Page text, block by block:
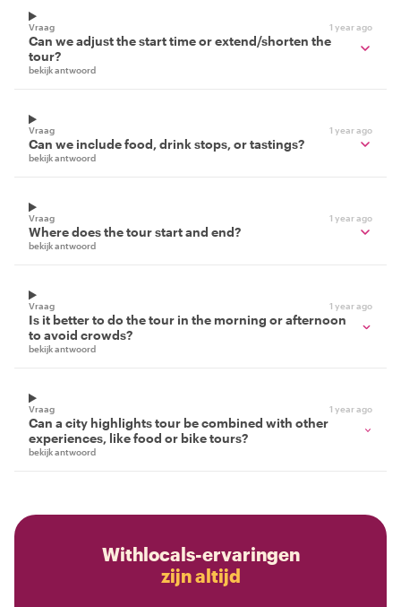
Vraag 1 year ago
Can we adjust the start time or extend/shorten the
tour?
bekijk antwoord
Vraag 1 year ago
Can we include food, drink stops, or tastings?
bekijk antwoord
Vraag 1 year ago
Where does the tour start and end?
bekijk antwoord
Vraag 1 year ago
Is it better to do the tour in the morning or afternoon
to avoid crowds?
bekijk antwoord
Vraag 1 year ago
Can a city highlights tour be combined with other
experiences, like food or bike tours?
bekijk antwoord
Withlocals-ervaringen
zijn altijd